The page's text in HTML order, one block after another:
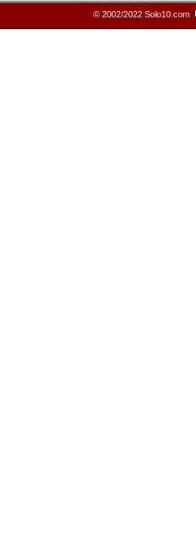
© 2002/2022 Solo10.com